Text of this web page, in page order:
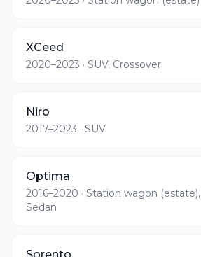
XCeed
2020–2023 · SUV, Crossover
Niro
2017–2023 · SUV
Optima
2016–2020 · Station wagon (estate),
Sedan